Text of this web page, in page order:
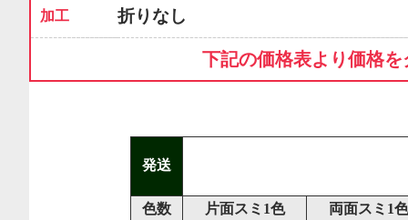
加工 折りなし
下記の価格表より価格
発送
色数 片面スミ1色
両面スミ1色